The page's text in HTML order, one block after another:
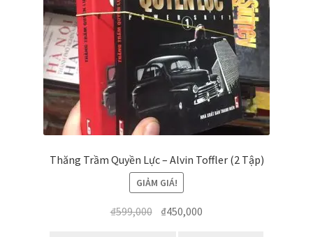
Thăng Trầm Quyền Lực – Alvin Toffler (2 Tập)
GIẢM GIÁ!
₫599,000 Giá
₫450,000